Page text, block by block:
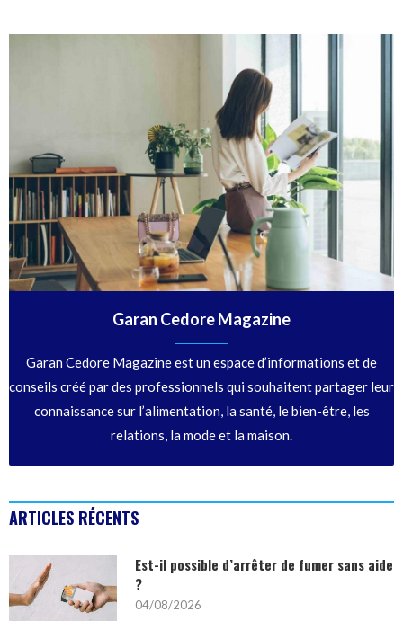
Garan Cedore Magazine
Garan Cedore Magazine est un espace d’informations et de
conseils créé par des professionnels qui souhaitent partager leur
connaissance sur l’alimentation, la santé, le bien-être, les
relations, la mode et la maison.
ARTICLES RÉCENTS
Est-il possible d’arrêter de fumer sans aide
?
04/08/2026